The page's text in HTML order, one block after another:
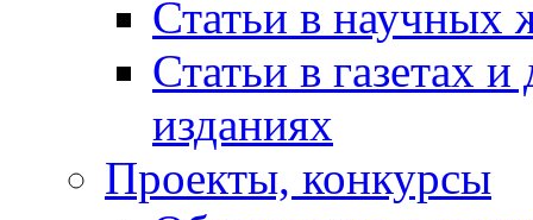
Статьи в научных
Статьи в газетах
изданиях
Проекты, конкурсы